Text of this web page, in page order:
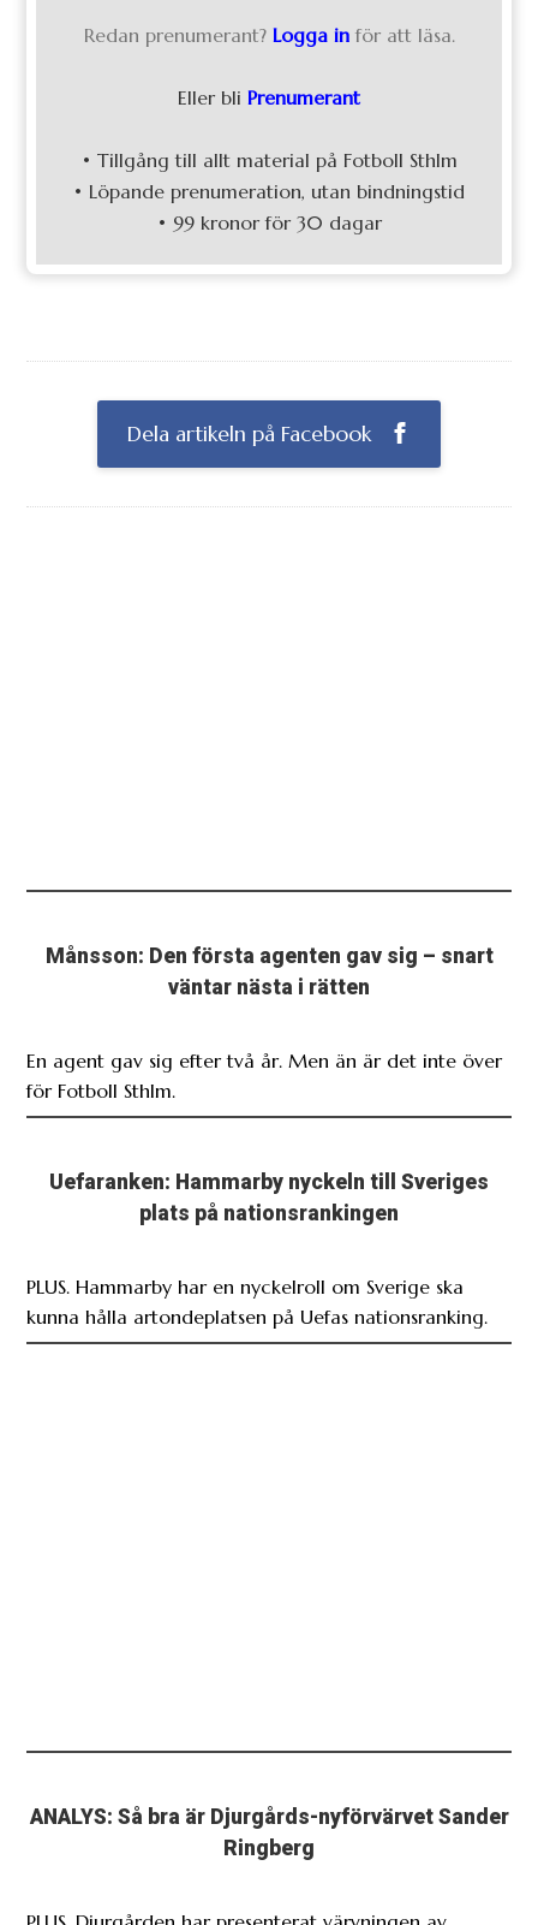
Redan prenumerant? Logga in för att läsa.
Eller bli Prenumerant
• Tillgång till allt material på Fotboll Sthlm
• Löpande prenumeration, utan bindningstid
• 99 kronor för 30 dagar
Dela artikeln på Facebook
Månsson: Den första agenten gav sig – snart
väntar nästa i rätten
En agent gav sig efter två år. Men än är det inte över
för Fotboll Sthlm.
Uefaranken: Hammarby nyckeln till Sveriges
plats på nationsrankingen
PLUS. Hammarby har en nyckelroll om Sverige ska
kunna hålla artondeplatsen på Uefas nationsranking.
ANALYS: Så bra är Djurgårds-nyförvärvet Sander
Ringberg